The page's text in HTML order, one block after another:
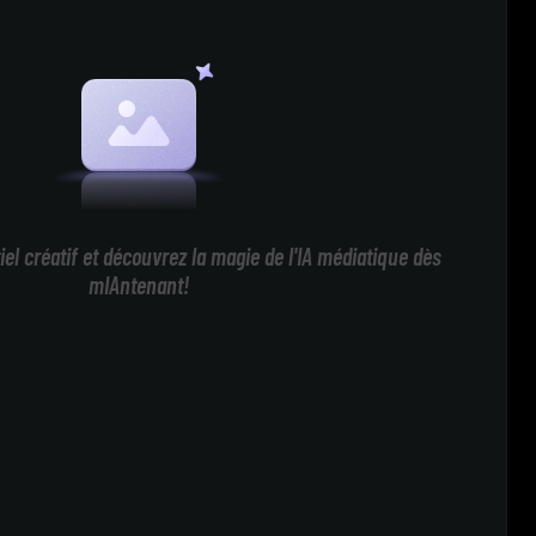
créatif et découvrez la magie de l'IA médiatique dès
mIAntenant!